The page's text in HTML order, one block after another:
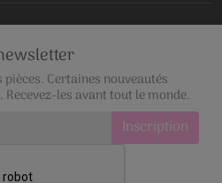
Certaines nouveautés
les avant tout le monde.